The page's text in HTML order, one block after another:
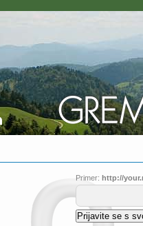
Primer: http://